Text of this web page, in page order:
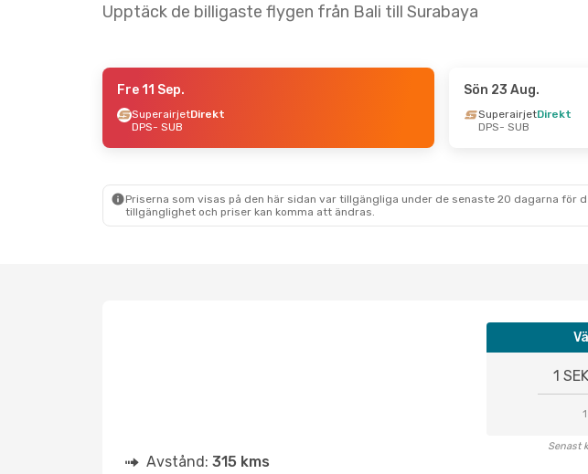
Upptäck de billigaste flygen från Bali till Surabaya
- Sön 30 Aug.
Fre 11 Sep.
SuperairjetDirekt
DPS- SUB
Sön 23 Aug.
SuperairjetDirekt
DPS- SUB
Priserna som visas på den här sidan var tillgängliga under de senaste 20 dagarna
tillgänglighet och priser kan komma att ändras.
1
Senast
Avstånd: 315 kms